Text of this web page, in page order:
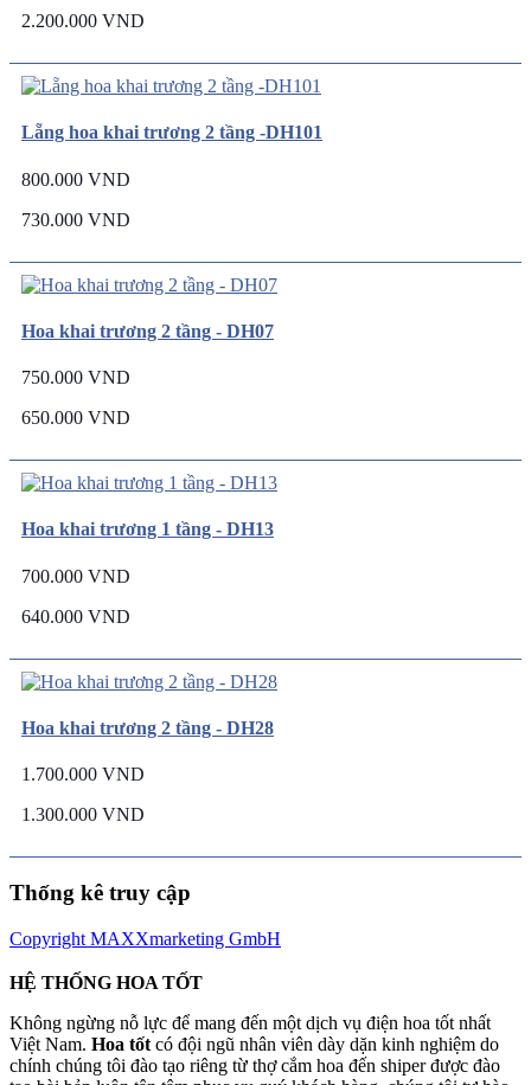
2.200.000 VND
Lẵng hoa khai trương 2 tầng -DH101
800.000 VND
730.000 VND
Hoa khai trương 2 tầng - DH07
750.000 VND
650.000 VND
Hoa khai trương 1 tầng - DH13
700.000 VND
640.000 VND
Hoa khai trương 2 tầng - DH28
1.700.000 VND
1.300.000 VND
Thống kê truy cập
Copyright MAXXmarketing GmbH
HỆ THỐNG HOA TỐT
Không ngừng nỗ lực để mang đến một dịch vụ điện hoa tốt nhất
Việt Nam. Hoa tốt có đội ngũ nhân viên dày dặn kinh nghiệm do
chính chúng tôi đào tạo riêng từ thợ cắm hoa đến shiper được đào